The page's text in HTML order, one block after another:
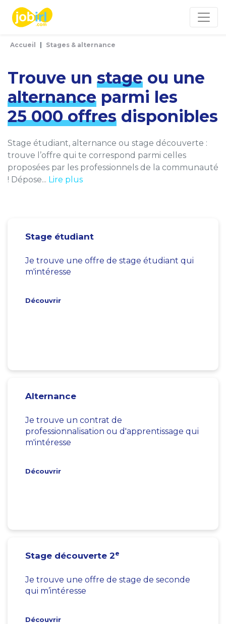
Accueil Stages & alternance
Trouve un stage ou une
alternance parmi les
25 000 offres disponibles
Stage étudiant, alternance ou stage découverte :
trouve l’offre qui te correspond parmi celles
proposées par les professionnels de la communauté
! Dépose... Lire plus
Stage étudiant
Je trouve une offre de stage étudiant qui
m'intéresse
Découvrir
Alternance
Je trouve un contrat de
professionnalisation ou d'apprentissage qui
m'intéresse
Découvrir
Stage découverte 2e
Je trouve une offre de stage de seconde
qui m’intéresse
Découvrir
Panneau de gestion des cookies